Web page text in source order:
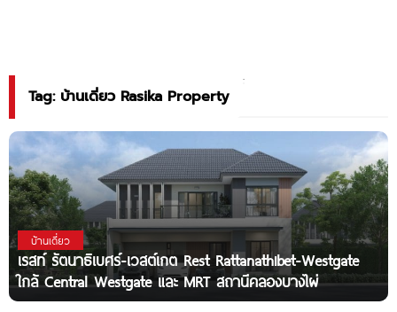
Tag: บ้านเดี่ยว Rasika Property
บ้านเดี่ยว
เรสท์ รัตนาธิเบศร์-เวสต์เกต Rest Rattanathibet-Westgate
ใกล้ Central Westgate และ MRT สถานีคลองบางไผ่